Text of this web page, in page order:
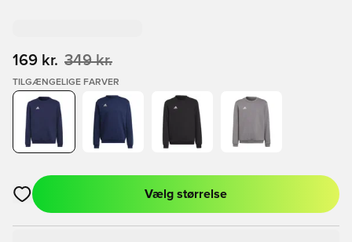
169 kr. 349 kr.
TILGÆNGELIGE FARVER
Åbner en Modal til at logge ind eller tilmelde dig som medlem
Vælg størrelse